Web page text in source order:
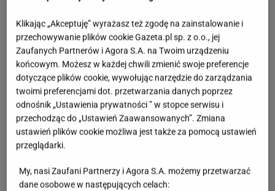
Klikając „Akceptuję” wyrażasz też zgodę na zainstalowanie i
przechowywanie plików cookie Gazeta.pl sp. z o.o., jej
Zaufanych Partnerów i Agora S.A. na Twoim urządzeniu
końcowym. Możesz w każdej chwili zmienić swoje preferencje
dotyczące plików cookie, wywołując narzędzie do zarządzania
twoimi preferencjami dot. przetwarzania danych poprzez
odnośnik „Ustawienia prywatności ” w stopce serwisu i
przechodząc do „Ustawień Zaawansowanych”. Zmiana
ustawień plików cookie możliwa jest także za pomocą ustawień
przeglądarki.
My, nasi Zaufani Partnerzy i Agora S.A. możemy przetwarzać
dane osobowe w następujących celach: